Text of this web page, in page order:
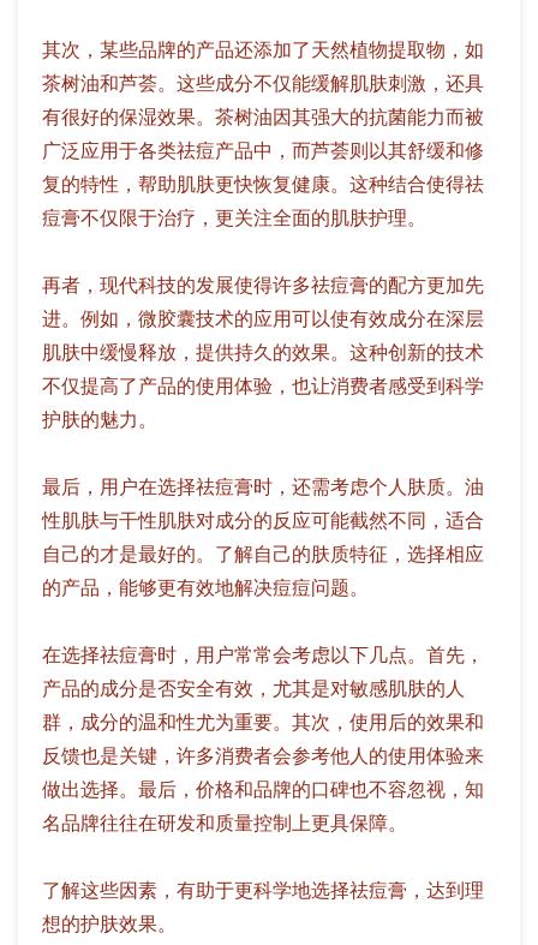
其次，某些品牌的产品还添加了天然植物提取物，如
茶树油和芦荟。这些成分不仅能缓解肌肤刺激，还具
有很好的保湿效果。茶树油因其强大的抗菌能力而被
广泛应用于各类祛痘产品中，而芦荟则以其舒缓和修
复的特性，帮助肌肤更快恢复健康。这种结合使得祛
痘膏不仅限于治疗，更关注全面的肌肤护理。
再者，现代科技的发展使得许多祛痘膏的配方更加先
进。例如，微胶囊技术的应用可以使有效成分在深层
肌肤中缓慢释放，提供持久的效果。这种创新的技术
不仅提高了产品的使用体验，也让消费者感受到科学
护肤的魅力。
最后，用户在选择祛痘膏时，还需考虑个人肤质。油
性肌肤与干性肌肤对成分的反应可能截然不同，适合
自己的才是最好的。了解自己的肤质特征，选择相应
的产品，能够更有效地解决痘痘问题。
在选择祛痘膏时，用户常常会考虑以下几点。首先，
产品的成分是否安全有效，尤其是对敏感肌肤的人
群，成分的温和性尤为重要。其次，使用后的效果和
反馈也是关键，许多消费者会参考他人的使用体验来
做出选择。最后，价格和品牌的口碑也不容忽视，知
名品牌往往在研发和质量控制上更具保障。
了解这些因素，有助于更科学地选择祛痘膏，达到理
想的护肤效果。